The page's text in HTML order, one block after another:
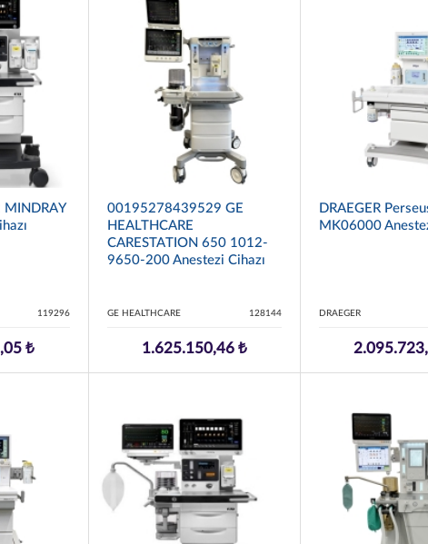
119296
₺
00195278439529 GE
HEALTHCARE
CARESTATION 650 1012-
9650-200 Anestezi Cihazı
GE HEALTHCARE 128144
1.625.150,46 ₺
DRAEGER
MK06000
DRAEGER